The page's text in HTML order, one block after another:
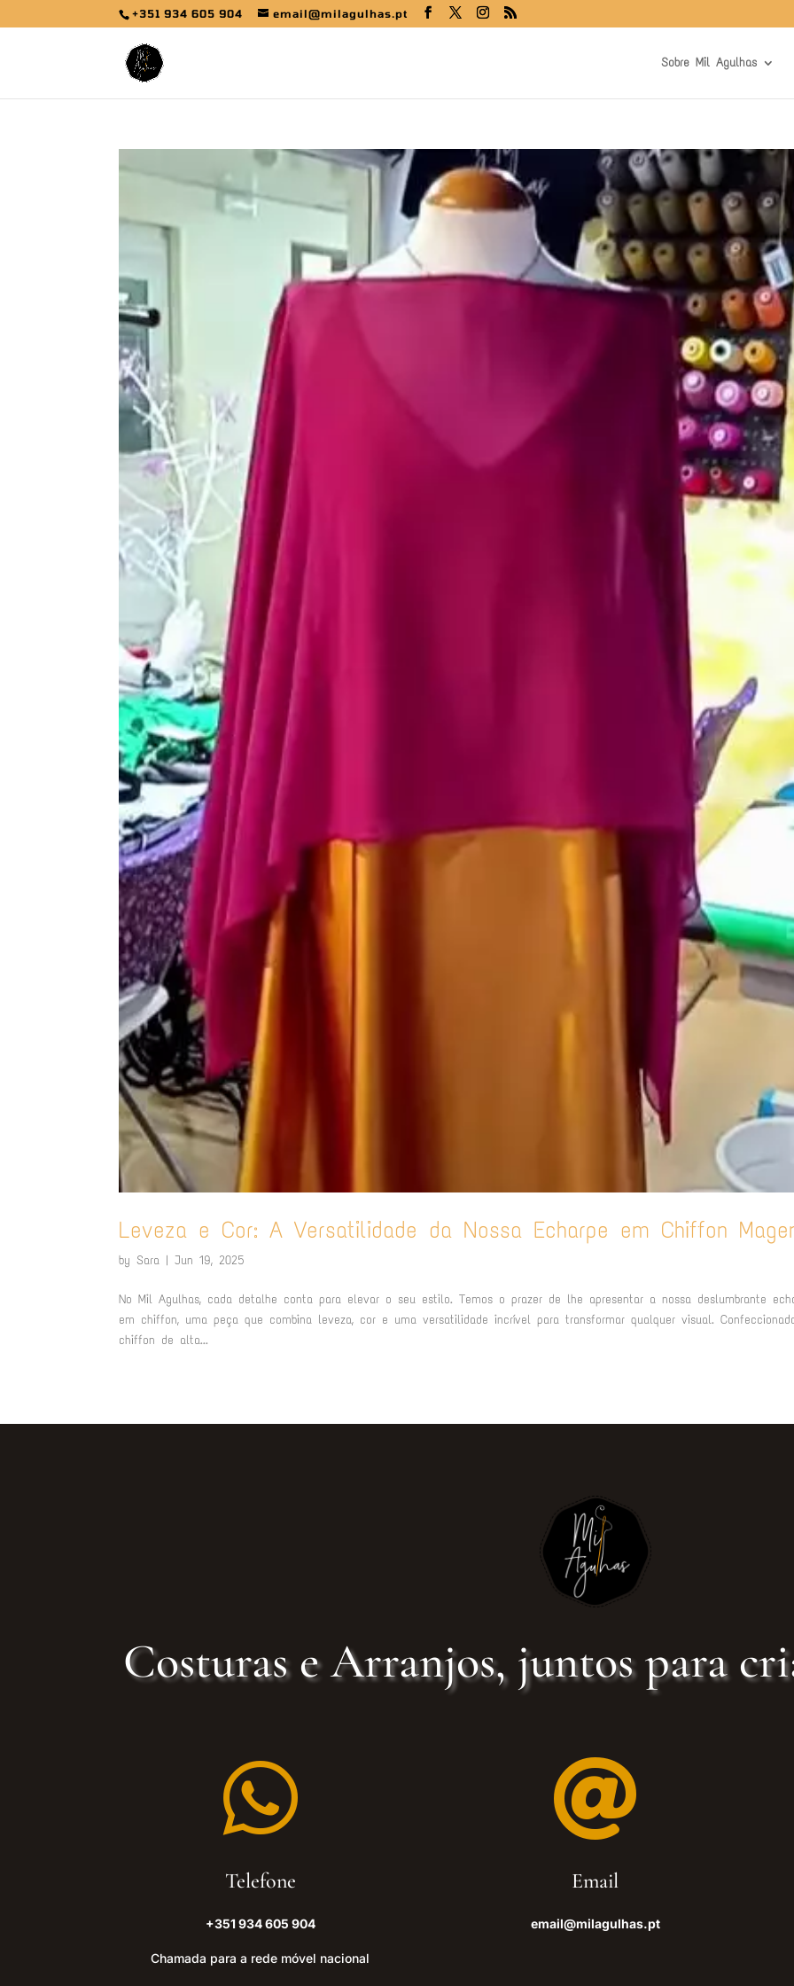
+351 934 605 904 email@milagulhas.pt
Sobre Mil Agulhas
Leveza e Cor: A Versatilidade da Nossa Echarpe em Chiffon
bySara |Jun 19, 2025
No Mil Agulhas, cada detalhe conta para elevar o seu estilo. Temos o prazer de lhe apresentar a nossa deslumbrante
em chiffon, uma peça que combina leveza, cor e uma versatilidade incrível para transformar qualquer visual.
chiffon de alta...
Costuras e Arranjos, juntos para

Telefone
+351 934 605 904
Chamada para a rede móvel nacional

Email
email@milagulhas.pt